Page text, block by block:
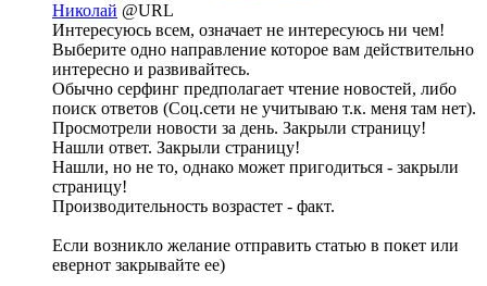
Николай @URL
Интересуюсь всем, означает не интересуюсь ни чем!
Выберите одно направление которое вам действительно
интересно и развивайтесь.
Обычно серфинг предполагает чтение новостей, либо
поиск ответов (Соц.сети не учитываю т.к. меня там нет).
Просмотрели новости за день. Закрыли страницу!
Нашли ответ. Закрыли страницу!
Нашли, но не то, однако может пригодиться - закрыли
страницу!
Производительность возрастет - факт.
Если возникло желание отправить статью в покет или
евернот закрывайте ее)